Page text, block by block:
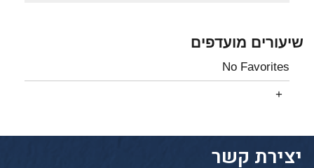
שיעורים מועדפים
No Favorites
יצירת קשר